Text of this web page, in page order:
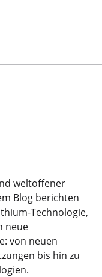
weltoffener
Blog berichten
Technologie,
neue
von neuen
bis hin zu